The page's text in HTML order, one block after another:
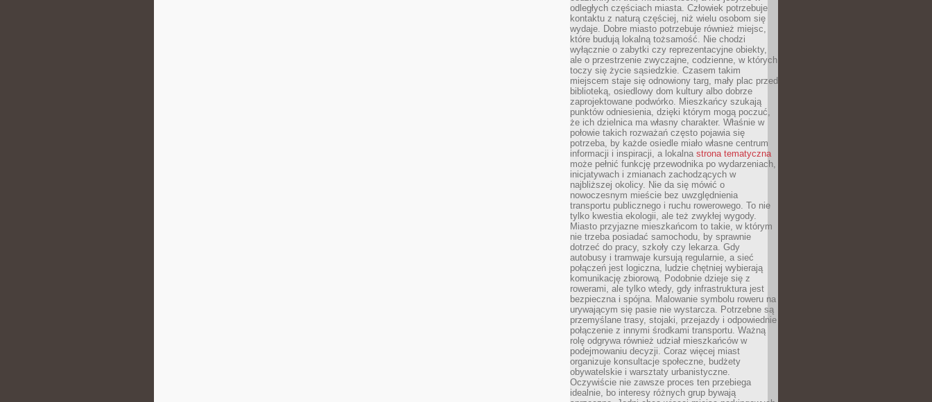
odległych częściach miasta. Człowiek potrzebuje
kontaktu z naturą częściej, niż wielu osobom się
wydaje. Dobre miasto potrzebuje również miejsc,
które budują lokalną tożsamość. Nie chodzi
wyłącznie o zabytki czy reprezentacyjne obiekty,
ale o przestrzenie zwyczajne, codzienne, w których
toczy się życie sąsiedzkie. Czasem takim
miejscem staje się odnowiony targ, mały plac przed
biblioteką, osiedlowy dom kultury albo dobrze
zaprojektowane podwórko. Mieszkańcy szukają
punktów odniesienia, dzięki którym mogą poczuć,
że ich dzielnica ma własny charakter. Właśnie w
połowie takich rozważań często pojawia się
potrzeba, by każde osiedle miało własne centrum
informacji i inspiracji, a lokalna strona tematyczna
może pełnić funkcję przewodnika po wydarzeniach,
inicjatywach i zmianach zachodzących w
najbliższej okolicy. Nie da się mówić o
nowoczesnym mieście bez uwzględnienia
transportu publicznego i ruchu rowerowego. To nie
tylko kwestia ekologii, ale też zwykłej wygody.
Miasto przyjazne mieszkańcom to takie, w którym
nie trzeba posiadać samochodu, by sprawnie
dotrzeć do pracy, szkoły czy lekarza. Gdy
autobusy i tramwaje kursują regularnie, a sieć
połączeń jest logiczna, ludzie chętniej wybierają
komunikację zbiorową. Podobnie dzieje się z
rowerami, ale tylko wtedy, gdy infrastruktura jest
bezpieczna i spójna. Malowanie symbolu roweru na
urywającym się pasie nie wystarcza. Potrzebne są
przemyślane trasy, stojaki, przejazdy i odpowiednie
połączenie z innymi środkami transportu. Ważną
rolę odgrywa również udział mieszkańców w
podejmowaniu decyzji. Coraz więcej miast
organizuje konsultacje społeczne, budżety
obywatelskie i warsztaty urbanistyczne.
Oczywiście nie zawsze proces ten przebiega
idealnie, bo interesy różnych grup bywają